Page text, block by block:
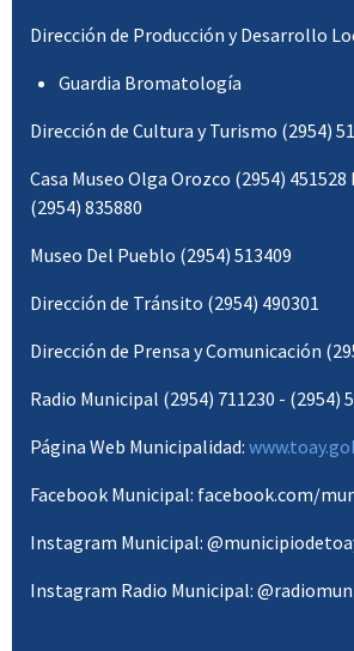
Dirección de Producción y Desarrollo
Guardia Bromatología
Dirección de Cultura y Turismo (2954)
Casa Museo Olga Orozco (2954)
(2954) 835880
Museo Del Pueblo (2954) 513409
Dirección de Tránsito (2954) 490301
Dirección de Prensa y Comunicación
Radio Municipal (2954) 711230 - (2954)
Página Web Municipalidad:
Facebook Municipal: facebook.com/
Instagram Municipal:
Instagram Radio Municipal: